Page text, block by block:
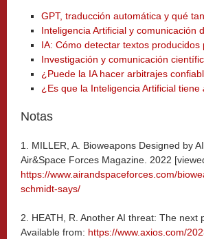
GPT, traducción automática y qué
Inteligencia Artificial y comunicación
IA: Cómo detectar textos producidos
Investigación y comunicación
¿Puede la IA hacer arbitrajes
¿Es que la Inteligencia Artificial tiene
Notas
1. MILLER, A. Bioweapons Designed by
Air&Space Forces Magazine. 2022
https://www.airandspaceforces.com/
schmidt-says/
2. HEATH, R. Another AI threat: The
Available from: https://www.axios.com/